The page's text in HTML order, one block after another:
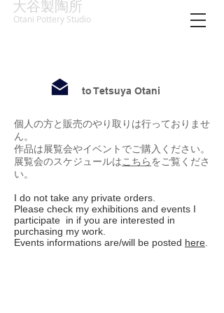
大谷製陶所
Otani Pottery Studio
​to Tetsuya Otani
個人の方と販売のやり取りは行っておりませ
ん。
作品は展覧会やイベントでご購入ください。
​展覧会のスケジュールはこちらをご覧くださ
い。
I do not take any private orders.
Please check my exhibitions and events I
participate in if you are interested in
purchasing my work.
Events informations are/will be posted here